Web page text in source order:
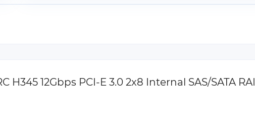
H345 12Gbps PCI-E 3.0 2x8 Internal SAS/SATA